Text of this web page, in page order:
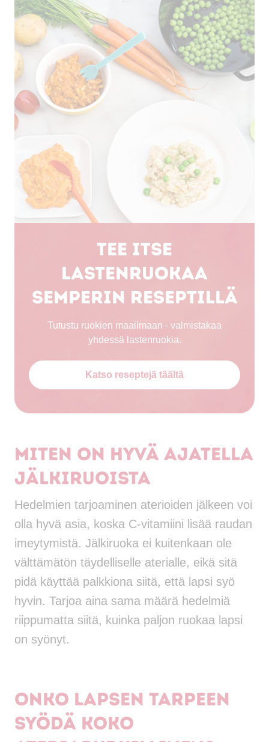
Tee itse
lastenruokaa
Semperin reseptillä
Tutustu ruokien maailmaan - valmistakaa
yhdessä lastenruokia.
Katso reseptejä täältä
Miten on hyvä ajatella
jälkiruoista
Hedelmien tarjoaminen aterioiden jälkeen voi
olla hyvä asia, koska C-vitamiini lisää raudan
imeytymistä. Jälkiruoka ei kuitenkaan ole
välttämätön täydelliselle aterialle, eikä sitä
pidä käyttää palkkiona siitä, että lapsi syö
hyvin. Tarjoa aina sama määrä hedelmiä
riippumatta siitä, kuinka paljon ruokaa lapsi
on syönyt.
Onko lapsen tarpeen
syödä koko